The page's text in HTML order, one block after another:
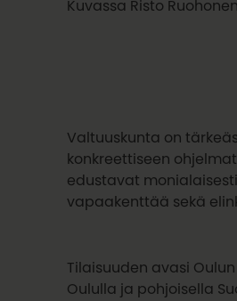
Kuvassa Risto
Valtuuskunta on
konkreettiseen
edustavat
vapaakenttää sekä
Tilaisuuden avasi
Oululla ja pohjoisella